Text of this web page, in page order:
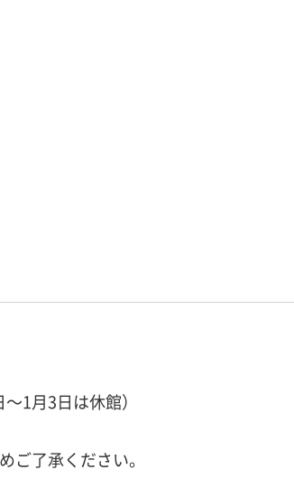
1月3日は休館）
了承ください。